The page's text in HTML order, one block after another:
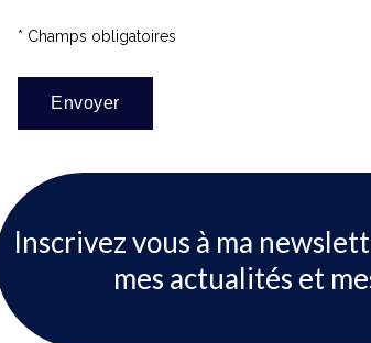
* Champs obligatoires
Inscrivez vous à ma
mes actualités et